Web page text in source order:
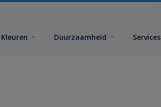
Kleuren Duurzaamheid Services